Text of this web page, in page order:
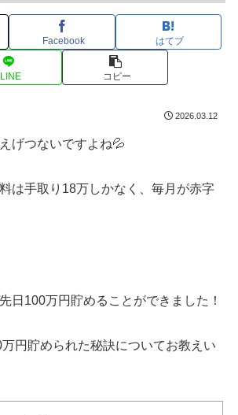
Facebook はてブ
LINE コピー
2026.03.12
げつないですよね💦
は手取り18万しかなく、毎月が赤字
日100万円貯めることができました！
円貯められた秘訣についてお教えい